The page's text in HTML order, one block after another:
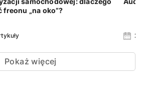
freonu „na oko”?
Pokaż więcej